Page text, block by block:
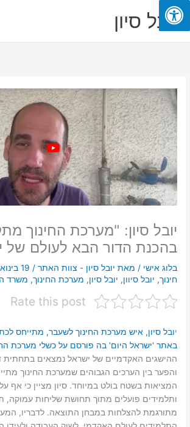
דילוג
לתוכןיובל סיון
יובל סיון: "מערכת החינוך
בהכנת הדור הבא לעולם של
בלוג אישי / מאת יובל סיון - צוות האתר/ 19 בינואר 2025
חינוך, יובל סיוון, יובל סיון, מערכת החינוך, משרד
Rate this post
יובל סיון, איש מערכת החינוך לשעבר, מתייחס
באתר 'ישראל היום' בה פורסם על כשלי מערכת
והפער בין הערכים הגבוהים שמערכת החינוך
המציאות בשטח בולט במיוחד. סיון מציין כי אף
ותלמידים פועלים מתוך תחושת שליחות עמוקה,
מתורגמת להצלחות במבחן התוצאה. לדבריו,